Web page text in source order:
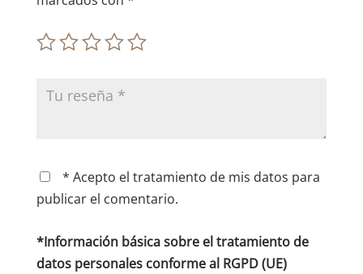
* Acepto el tratamiento de mis datos para
publicar el comentario.
*Información básica sobre el tratamiento de
datos personales conforme al RGPD (UE)